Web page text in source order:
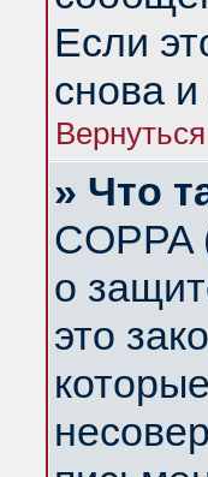
Если
снова и
» Что
о
это